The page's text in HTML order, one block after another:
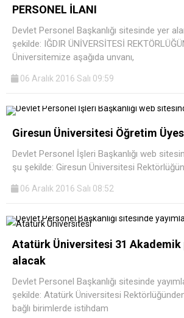
PERSONEL İLANI
Devlet Personel Başkanlığı sitesinde yer
şekilde: IĞDIR ÜNİVERSİTESİ
Üniversitemize aşağıda unvanı,
06 Aralık 2016 Salı 09:59
Giresun Üniversitesi Öğretim
Devlet Personel İşleri Başkanlığı web
şu şekilde: Giresun Üniversitesi
06 Aralık 2016 Salı 08:52
Atatürk Üniversitesi 31 Akademik
alacak
Devlet Personel Başkanlığı sitesinde
şekilde: Atatürk Üniversitesi
bağlı birimlerde istihdam